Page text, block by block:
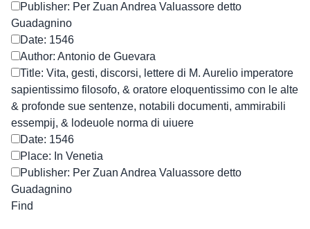
Publisher: Per Zuan Andrea Valuassore detto
Guadagnino
Date: 1546
Author: Antonio de Guevara
Title: Vita, gesti, discorsi, lettere di M. Aurelio imperatore
sapientissimo filosofo, & oratore eloquentissimo con le alte
& profonde sue sentenze, notabili documenti, ammirabili
essempij, & lodeuole norma di uiuere
Date: 1546
Place: In Venetia
Publisher: Per Zuan Andrea Valuassore detto
Guadagnino